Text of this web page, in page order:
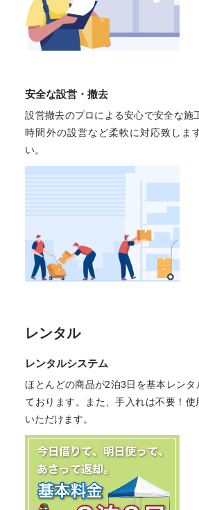
安全な設営・撤去
設営撤去のプロによる安心で安全な施
時間外の設営など柔軟に対応致しま
い。
レンタル
レンタルシステム
ほとんどの商品が2泊3日を基本レンタ
ております。
また、手入れは不要！ 使
いただけます。